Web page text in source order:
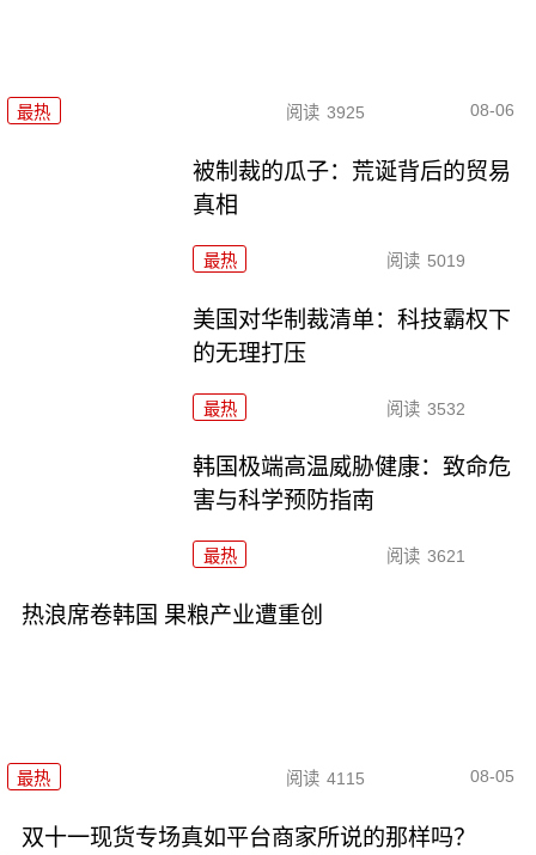
最热 阅读 3925 08-06
被制裁的瓜子：荒诞背后的贸易
真相
最热 阅读 5019
美国对华制裁清单：科技霸权下
的无理打压
最热 阅读 3532
韩国极端高温威胁健康：致命危
害与科学预防指南
最热 阅读 3621
热浪席卷韩国 果粮产业遭重创
最热 阅读 4115 08-05
双十一现货专场真如平台商家所说的那样吗？